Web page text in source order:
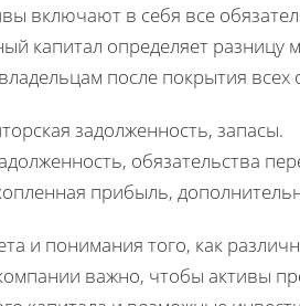
включают в себя все
капитал определяет разницу
после покрытия всех
задолженность, запасы.
обязательства
прибыль,
и понимания того, как
важно, чтобы активы